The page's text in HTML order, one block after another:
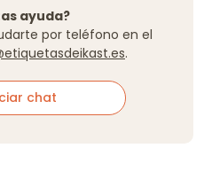
ayuda?
por teléfono en el
.
chat